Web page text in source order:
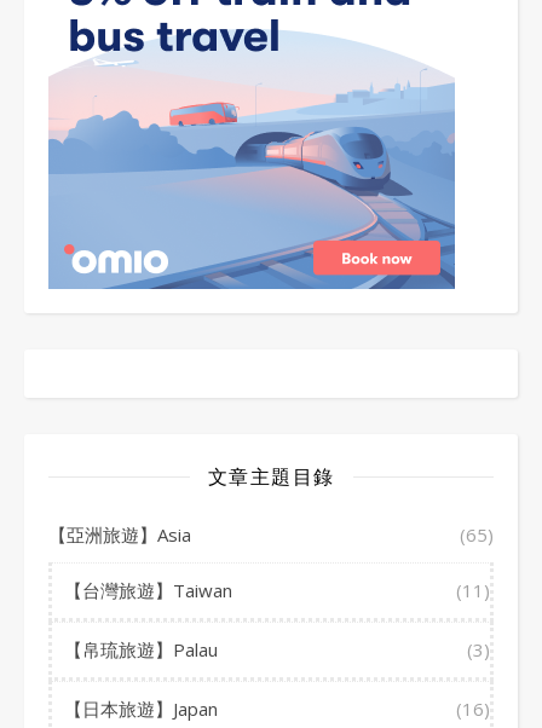
文章主題目錄
【亞洲旅遊】Asia (65)
【台灣旅遊】Taiwan (11)
【帛琉旅遊】Palau (3)
【日本旅遊】Japan (16)